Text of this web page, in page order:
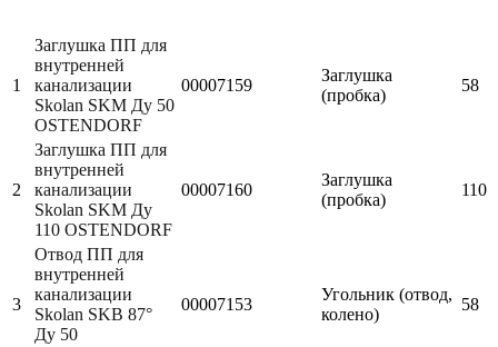
1
Заглушка ПП для
внутренней
канализации
Skolan SKM Ду 50
OSTENDORF
00007159
Заглушка
(пробка)
58
2
Заглушка ПП для
внутренней
канализации
Skolan SKM Ду
110 OSTENDORF
00007160
Заглушка
(пробка)
110
3
Отвод ПП для
внутренней
канализации
Skolan SKB 87°
Ду 50
00007153
Угольник (отвод,
колено)
58